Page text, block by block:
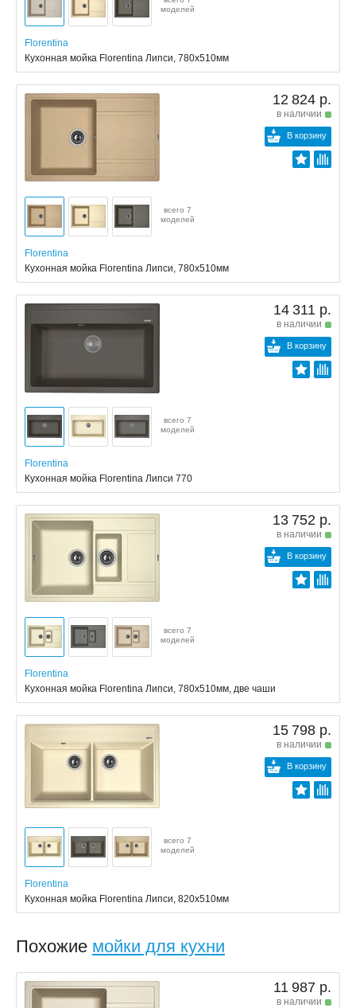
моделей
Florentina
Кухонная мойка Florentina Липси, 780x510мм
12 824 р.
в наличии
В корзину
всего 7
моделей
Florentina
Кухонная мойка Florentina Липси, 780x510мм
14 311 р.
в наличии
В корзину
всего 7
моделей
Florentina
Кухонная мойка Florentina Липси 770
13 752 р.
в наличии
В корзину
всего 7
моделей
Florentina
Кухонная мойка Florentina Липси, 780x510мм, две чаши
15 798 р.
в наличии
В корзину
всего 7
моделей
Florentina
Кухонная мойка Florentina Липси, 820x510мм
Похожие мойки для кухни
11 987 р.
в наличии